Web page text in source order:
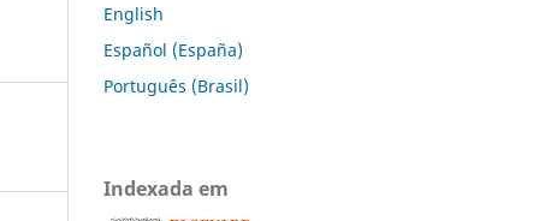
English
Español (España)
Português (Brasil)
Indexada em